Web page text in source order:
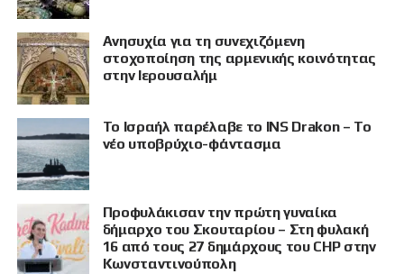
Ανησυχία για τη συνεχιζόμενη
στοχοποίηση της αρμενικής κοινότητας
στην Ιερουσαλήμ
Το Ισραήλ παρέλαβε το INS Drakon – Το
νέο υποβρύχιο-φάντασμα
Προφυλάκισαν την πρώτη γυναίκα
δήμαρχο του Σκουταρίου – Στη φυλακή
16 από τους 27 δημάρχους του CHP στην
Κωνσταντινούπολη